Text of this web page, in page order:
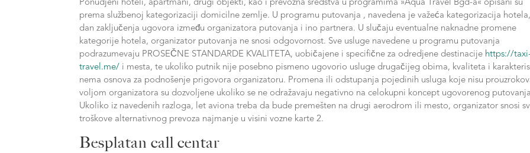
Ponudjeni hoteli, apartmani, drugi objekti, kao i prevozna sredstva u programima »Aqua Travel Bgd-a« opisani su
prema službenoj kategorizaciji domicilne zemlje. U programu putovanja , navedena je važeća kategorizacija
dan zaključenja ugovora između organizatora putovanja i ino partnera. U slučaju eventualne naknadne promene
kategorije hotela, organizator putovanja ne snosi odgovornost. Sve usluge navedene u programu putovanja
podrazumevaju PROSEČNE STANDARDE KVALITETA, uobičajene i specifične za odredjene destinacije https://
travel.me/ i mesta, te ukoliko putnik nije posebno pismeno ugovorio usluge drugačijeg obima, kvaliteta i
nema osnova za podnošenje prigovora organizatoru. Promena ili odstupanja pojedinih usluga koje nisu
voljom organizatora su dozvoljene ukoliko se ne odražavaju negativno na celokupni koncept ugovorenog
Ukoliko iz navedenih razloga, let aviona treba da bude premešten na drugi aerodrom ili mesto, organizator snosi
troškove alternativnog prevoza najmanje u visini vozne karte 2.
Besplatan call centar